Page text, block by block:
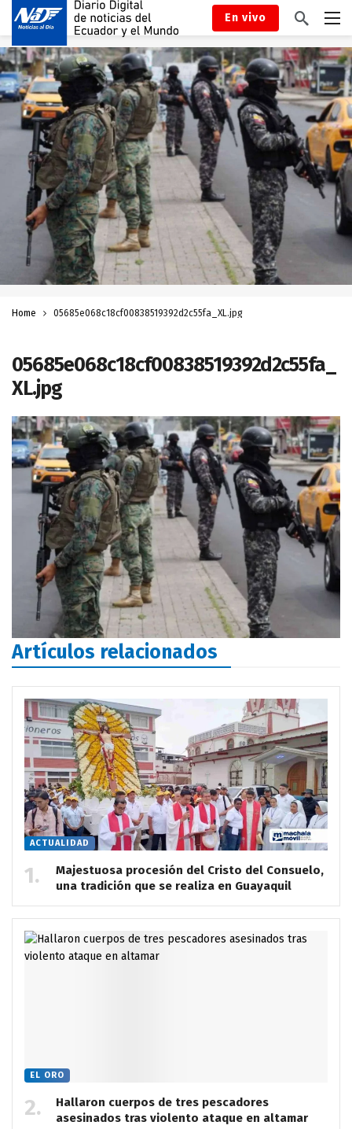
En vivo
Home 05685e068c18cf00838519392d2c55fa_XL.jpg
05685e068c18cf00838519392d2c55fa_
XL.jpg
Artículos relacionados
ACTUALIDAD
Majestuosa procesión del Cristo del Consuelo,
una tradición que se realiza en Guayaquil
EL ORO
Hallaron cuerpos de tres pescadores
asesinados tras violento ataque en altamar